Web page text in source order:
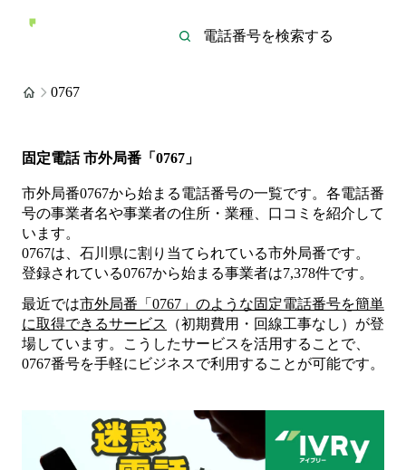
0767
固定電話 市外局番「0767」
市外局番0767から始まる電話番号の一覧です。各電話番
号の事業者名や事業者の住所・業種、口コミを紹介して
います。
0767は、石川県に割り当てられている市外局番です。
登録されている0767から始まる事業者は7,378件です。
最近では市外局番「 0767 」のような固定電話番号を簡単
に取得できるサービス
（初期費用・回線工事なし）が登
場しています。こうしたサービスを活用することで、
0767番号を手軽にビジネスで利用することが可能です。